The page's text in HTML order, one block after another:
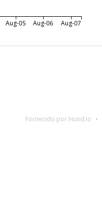
Aug-05 Aug-06 Aug-07
Fornecido por Hund.io